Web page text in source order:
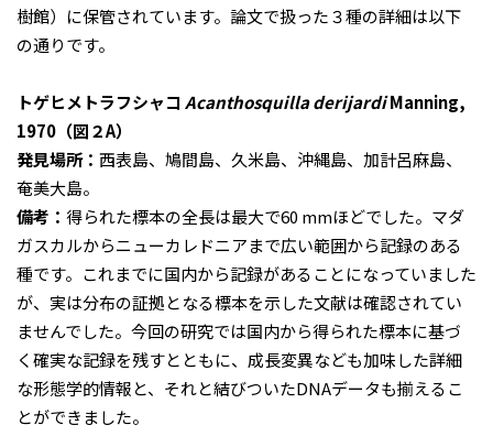
樹館）に保管されています。論文で扱った３種の詳細は以下
の通りです。
トゲヒメトラフシャコ Acanthosquilla derijardiManning,
1970（図２A）
発見場所： 西表島、鳩間島、久米島、沖縄島、加計呂麻島、
奄美大島。
備考： 得られた標本の全長は最大で60 mmほどでした。マダ
ガスカルからニューカレドニアまで広い範囲から記録のある
種です。これまでに国内から記録があることになっていました
が、実は分布の証拠となる標本を示した文献は確認されてい
ませんでした。今回の研究では国内から得られた標本に基づ
く確実な記録を残すとともに、成長変異なども加味した詳細
な形態学的情報と、それと結びついたDNAデータも揃えるこ
とができました。